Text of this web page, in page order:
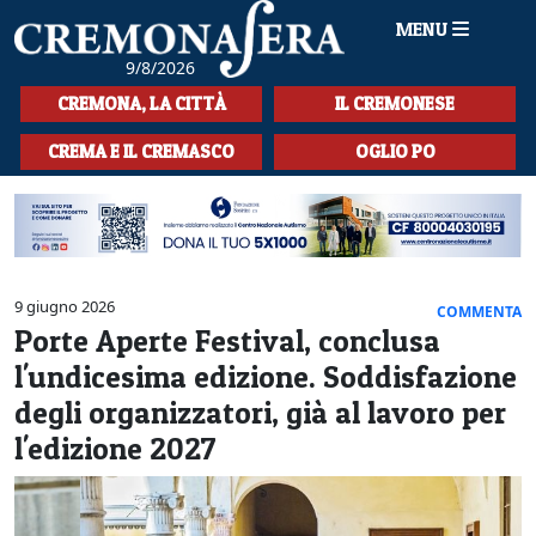
9/8/2026
MENU
HOME
CRONACA
SPORT
LA MUSICA
CULTURA
LA STORIA
SPETTACOLI
L'EDITORIALE
SEZIONI
CREMONA, LA CITTÀ IL CREMONESE
CREMA E IL CREMASCO OGLIO PO
9 giugno 2026 COMMENTA
Porte Aperte Festival, conclusa
l'undicesima edizione. Soddisfazione
degli organizzatori, già al lavoro per
l'edizione 2027